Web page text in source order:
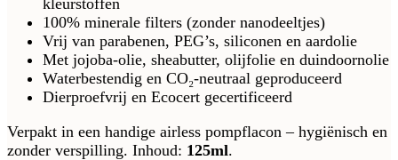
100% minerale filters (zonder nanodeeltjes)
Vrij van parabenen, PEG’s, siliconen en aardolie
Met jojoba-olie, sheabutter, olijfolie en duindoornolie
Waterbestendig en CO₂-neutraal geproduceerd
Dierproefvrij en Ecocert gecertificeerd
Verpakt in een handige airless pompflacon – hygiënisch en
zonder verspilling. Inhoud: 125ml.